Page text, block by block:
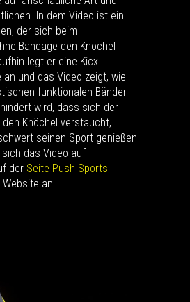
In dem Video ist ein
der sich beim
Bandage den Knöchel
legt er eine Kicx
an und das Video zeigt, wie
funktionalen Bänder
wird, dass sich der
Knöchel verstaucht,
seinen Sport genießen
das Video auf
der Seite Push Sports
an!